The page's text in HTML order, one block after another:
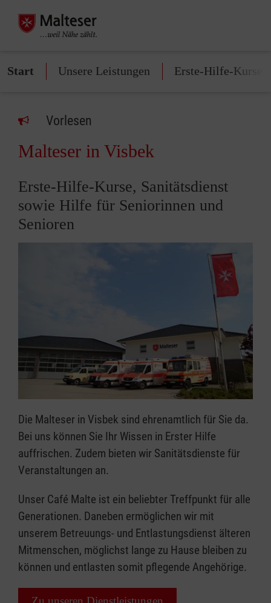
Start Unsere Leistungen Erste-Hilfe-Kurse
Vorlesen
Malteser in Visbek
Erste-Hilfe-Kurse, Sanitätsdienst
sowie Hilfe für Seniorinnen und
Senioren
Die Malteser in Visbek sind ehrenamtlich für Sie da.
Bei uns können Sie Ihr Wissen in Erster Hilfe
auffrischen. Zudem bieten wir Sanitätsdienste für
Veranstaltungen an.
Unser Café Malte ist ein beliebter Treffpunkt für alle
Generationen. Daneben ermöglichen wir mit
unserem Betreuungs- und Entlastungsdienst älteren
Mitmenschen, möglichst lange zu Hause bleiben zu
können und entlasten somit pflegende Angehörige.